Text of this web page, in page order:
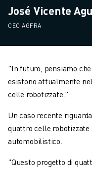
José Vicente
CEO AGFRA
"In futuro, pensiamo
esistono attualmente
celle robotizzate."
Un caso recente
quattro celle
automobilistico.
"Questo progetto di